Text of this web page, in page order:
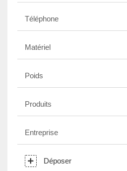
Téléphone
Matériel
Poids
Produits
Entreprise
Déposer